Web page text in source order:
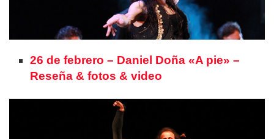
26 de febrero – Daniel Doña «A pie» –
Reseña & fotos & video